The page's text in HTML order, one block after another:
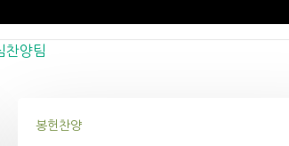
양팀
봉헌찬양